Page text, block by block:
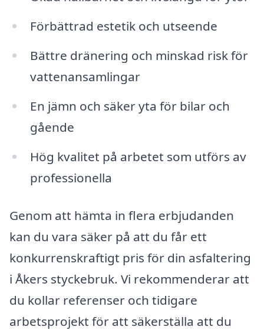
Förbättrad estetik och utseende
Bättre dränering och minskad risk för
vattenansamlingar
En jämn och säker yta för bilar och
gående
Hög kvalitet på arbetet som utförs av
professionella
Genom att hämta in flera erbjudanden
kan du vara säker på att du får ett
konkurrenskraftigt pris för din asfaltering
i Åkers styckebruk. Vi rekommenderar att
du kollar referenser och tidigare
arbetsprojekt för att säkerställa att du